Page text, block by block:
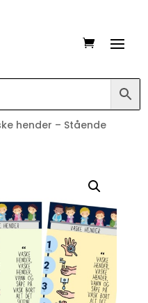
hender – Stående